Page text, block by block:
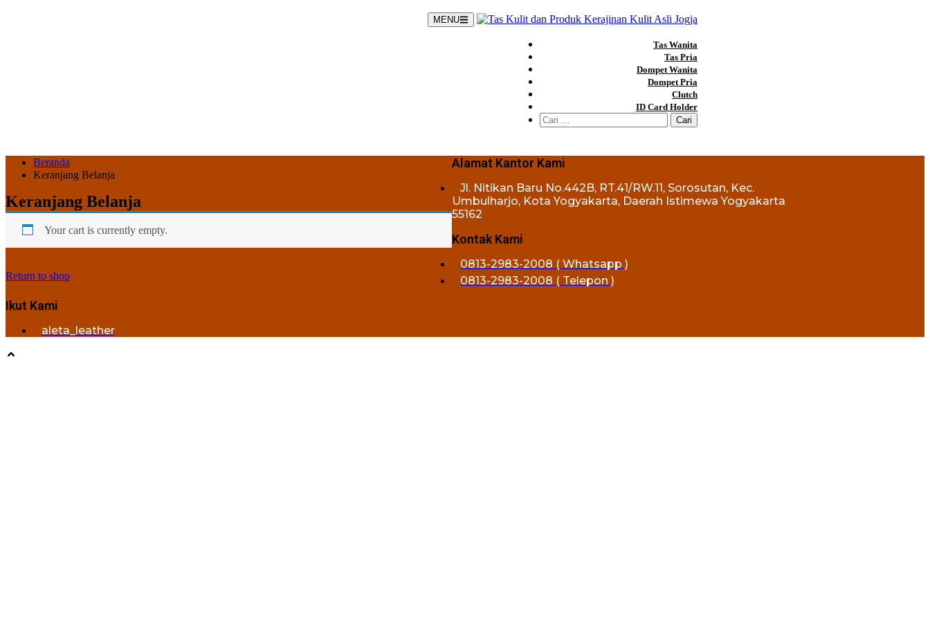
MENU
Tas Wanita
Tas Pria
Dompet Wanita
Dompet Pria
Clutch
ID Card Holder
Cari
untuk:
Beranda
Keranjang Belanja
Keranjang Belanja
Your cart is currently empty.
Return to shop
Alamat Kantor Kami
Jl. Nitikan Baru No.442B, RT.41/RW.11, Sorosutan, Kec.
Umbulharjo, Kota Yogyakarta, Daerah Istimewa Yogyakarta
55162
Kontak Kami
0813-2983-2008 ( Whatsapp )
0813-2983-2008 ( Telepon )
Ikut Kami
aleta_leather